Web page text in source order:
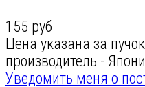
155 руб
Цена указана за
производитель -
Уведомить меня о